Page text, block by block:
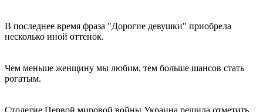
В последнее время фраза "Дорогие девушки" приобрела
несколько иной оттенок.
Чем меньше женщину мы любим, тем больше шансов стать
рогатым.
Столетие Первой мировой войны Украина решила отметить